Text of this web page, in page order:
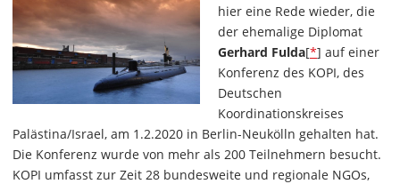
hier eine Rede wieder, die
der ehemalige Diplomat
Gerhard Fulda[*] auf einer
Konferenz des KOPI, des
Deutschen
Koordinationskreises
Palästina/Israel, am 1.2.2020 in Berlin-Neukölln gehalten hat.
Die Konferenz wurde von mehr als 200 Teilnehmern besucht.
KOPI umfasst zur Zeit 28 bundesweite und regionale NGOs,